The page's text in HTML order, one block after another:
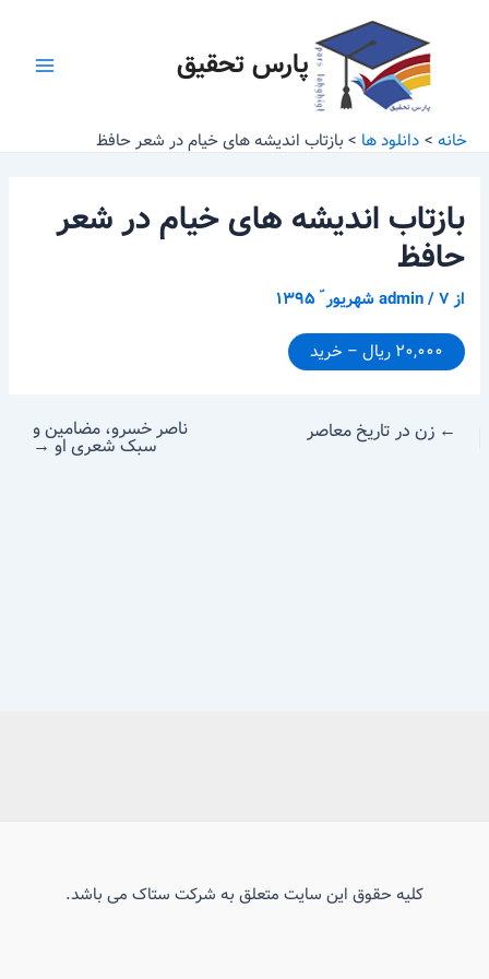
پارس تحقیق
خانه دانلود ها بازتاب اندیشه های خیام در شعر حافظ
بازتاب اندیشه های خیام در شعر
حافظ
از admin/۷ شهریور ّ ۱۳۹۵
۲۰,۰۰۰ ریال – خرید
← زن در تاریخ معاصر ناصر خسرو، مضامین و
سبک شعری او→
کلیه حقوق این سایت متعلق به شرکت ستاک می باشد.